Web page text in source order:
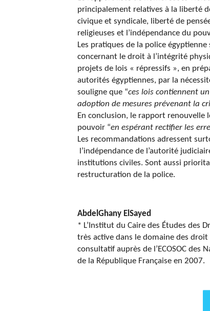
principalement relatives à la liberté
civique et syndicale, liberté de
religieuses et l’indépendance du
Les pratiques de la police
concernant le droit à l’intégrité
projets de lois « répressifs », en
autorités égyptiennes, par la
souligne que “ces lois contiennent
adoption de mesures prévenant la
En conclusion, le rapport renouvelle
pouvoir “en espérant rectifier les
Les recommandations adressent
l’indépendance de l’autorité
institutions civiles. Sont aussi
restructuration de la police.
AbdelGhany ElSayed
* L’Institut du Caire des Études des
très active dans le domaine des
consultatif auprès de l’ECOSOC des
de la République Française en 2007.